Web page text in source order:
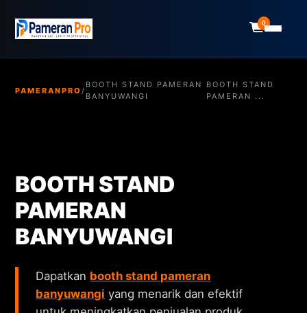
0
PAMERANPRO /
BOOTH STAND PAMERAN
BANYUWANGI
BOOTH STAND
PAMERAN ...
BOOTH STAND
PAMERAN
BANYUWANGI
Dapatkan booth stand pameran
banyuwangi yang menarik dan efektif